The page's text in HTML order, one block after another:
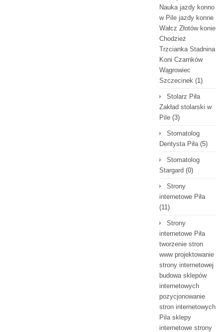
Nauka jazdy konno
w Pile jazdy konne
Wałcz Złotów konie
Chodzież
Trzcianka Stadnina
Koni Czarnków
Wągrowiec
Szczecinek (1)
Stolarz Piła
Zakład stolarski w
Pile (3)
Stomatolog
Dentysta Piła(5)
Stomatolog
Stargard (0)
Strony
internetowe Piła
(11)
Strony
internetowe Piła
tworzenie stron
www projektowanie
strony internetowej
budowa sklepów
internetowych
pozycjonowanie
stron internetowych
Pila sklepy
internetowe strony